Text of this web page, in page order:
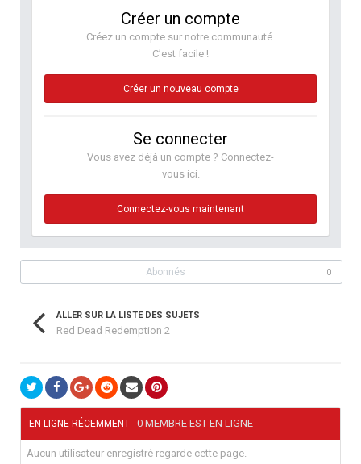
Créer un compte
Créez un compte sur notre communauté.
C’est facile !
Créer un nouveau compte
Se connecter
Vous avez déjà un compte ? Connectez-
vous ici.
Connectez-vous maintenant
Abonnés 0
ALLER SUR LA LISTE DES SUJETS
Red Dead Redemption 2
EN LIGNE RÉCEMMENT 0 MEMBRE EST EN LIGNE
Aucun utilisateur enregistré regarde cette page.